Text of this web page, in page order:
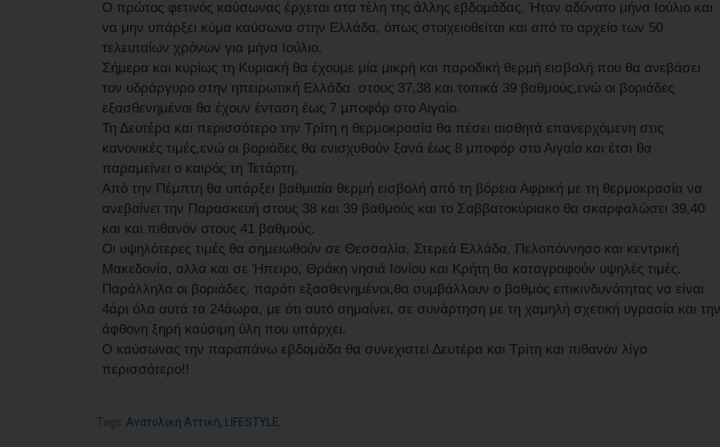
Ο πρώτος φετινός καύσωνας έρχεται στα τέλη της άλλης εβδομάδας. Ήταν αδύνατο μήνα Ιούλιο και
να μην υπάρξει κύμα καύσωνα στην Ελλάδα, όπως στοιχειοθείται και από το αρχείο των 50
τελευταίων χρόνων για μήνα Ιούλιο.
Σήμερα και κυρίως τη Κυριακή θα έχουμε μία μικρή και παροδική θερμή εισβολή που θα ανεβάσει
τον υδράργυρο στην ηπειρωτική Ελλάδα στους 37,38 και τοπικά 39 βαθμούς,ενώ οι βοριάδες
εξασθενημένοι θα έχουν ένταση έως 7 μποφόρ στο Αιγαίο.
Τη Δευτέρα και περισσότερο την Τρίτη η θερμοκρασία θα πέσει αισθητά επανερχόμενη στις
κανονικές τιμές,ενώ οι βοριάδες θα ενισχυθούν ξανά έως 8 μποφόρ στο Αιγαίο και έτσι θα
παραμείνει ο καιρός τη Τετάρτη.
Από την Πέμπτη θα υπάρξει βαθμιαία θερμή εισβολή από τη βόρεια Αφρική με τη θερμοκρασία να
ανεβαίνει την Παρασκευή στους 38 και 39 βαθμούς και το Σαββατοκύριακο θα σκαρφαλώσει 39,40
και και πιθανόν στους 41 βαθμούς.
Οι υψηλότερες τιμές θα σημειωθούν σε Θεσσαλία, Στερεά Ελλάδα, Πελοπόννησο και κεντρική
Μακεδονία, αλλά και σε Ήπειρο, Θράκη νησιά Ιονίου και Κρήτη θα καταγραφούν υψηλές τιμές.
Παράλληλα οι βοριάδες, παρότι εξασθενημένοι,θα συμβάλλουν ο βαθμός επικινδυνότητας να είναι
4άρι όλα αυτά τα 24άωρα, με ότι αυτό σημαίνει, σε συνάρτηση με τη χαμηλή σχετική υγρασία και την
άφθονη ξηρή καύσιμη ύλη που υπάρχει.
Ο καύσωνας την παραπάνω εβδομάδα θα συνεχιστεί Δευτέρα και Τρίτη και πιθανόν λίγο
περισσότερο!!
Tags: Ανατολική Αττική, LIFESTYLE,